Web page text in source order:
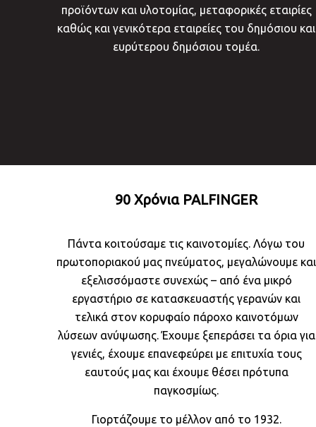
προϊόντων και υλοτομίας, μεταφορικές εταιρίες
καθώς και γενικότερα εταιρείες του δημόσιου και
ευρύτερου δημόσιου τομέα.
90 Χρόνια PALFINGER
Πάντα κοιτούσαμε τις καινοτομίες. Λόγω του
πρωτοποριακού μας πνεύματος, μεγαλώνουμε και
εξελισσόμαστε συνεχώς – από ένα μικρό
εργαστήριο σε κατασκευαστής γερανών και
τελικά στον κορυφαίο πάροχο καινοτόμων
λύσεων ανύψωσης. Έχουμε ξεπεράσει τα όρια για
γενιές, έχουμε επανεφεύρει με επιτυχία τους
εαυτούς μας και έχουμε θέσει πρότυπα
παγκοσμίως.
Γιορτάζουμε το μέλλον από το 1932.